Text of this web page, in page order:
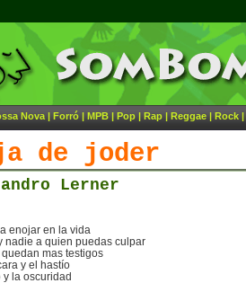
Nova | Forró | MPB | Pop | Rap | Reggae | Rock |
de joder
Lerner
enojar en la vida
nadie a quien puedas culpar
mas testigos
y el hastío
y la oscuridad